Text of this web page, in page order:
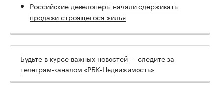
Российские девелоперы начали сдерживать
продажи строящегося жилья
Будьте в курсе важных новостей — следите за
телеграм-каналом «РБК-Недвижимость»